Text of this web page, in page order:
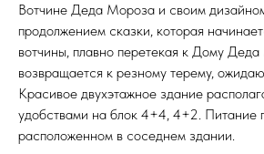
Вотчине Деда Мороза и своим
продолжением сказки, которая
вотчины, плавно перетекая к Дому
возвращается к резному терему,
Красивое двухэтажное здание
удобствами на блок 4+4, 4+2. Питание
расположенном в соседнем здании.